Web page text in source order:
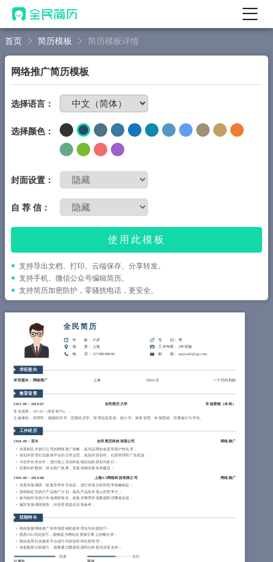
首页
AI 简历工具
AI 优化简历
AI 翻译简历
AI 诊断简历
AI 模拟面试
面试自我介绍
简历教程
登录 / 注册
首页 简历模板 简历模板详情
网络推广简历模板
选择语言：
选择颜色：
封面设置：
自 荐 信：
使用此模板
支持导出文档、打印、云端保存、分享转发。
支持手机、微信公众号编辑简历。
支持简历加密防护，零骚扰电话，更安全。
全民简历
年 龄： 27岁 性 别 ： 男
籍 贯： 上海 工作年限 ： 2年经验
电 话： 15788888886 邮 箱 ： qmjianli@qq.com
求职意向
求职意向：网络推广 上海 5000/月 一个月内到岗
教育背景
2015-09 ~ 2018-07 全民简历大学 市场营销（本科）
专业成绩：3.8/4.0（排名前5%）；
主修课程：管理学、微观经济学、宏观经济学、管理信息系统、统计学、财务管理、市场营销、消费者行为学等。
工作经历
2018-09 ~ 至今 全民简历科技有限公司 网络推广
负责制定并执行公司的网络推广策略，提升品牌知名度和用户转化率；
策划并管理社交媒体平台的日常运营，包括内容创作、社群管理和广告投放；
与合作伙伴合作，进行线上活动和促销活动的策划与执行；
定期分析数据，优化推广效果，并提供相关报告和建议；
2016-09 ~ 2018-08 上海XX网络科技有限公司
网络推广
负责市场调研，收集竞争对手信息，进行市场分析和竞争策略制定；
协助制定并执行产品推广计划，提高产品在市场上的竞争力；
参与组织并执行市场调研项目，收集并整理市场数据和消费者反馈；
编写市场调研报告，向管理层提供决策参考；
技能特长
熟练掌握网络推广和市场营销的基本理论与实践技巧；
熟悉SEO优化技巧，能够提升网站在搜索引擎上的曝光率；
熟练使用社交媒体平台进行内容创作和社群管理；
具备数据分析能力，能够通过数据挖掘和分析提供决策支持；
精通 良好